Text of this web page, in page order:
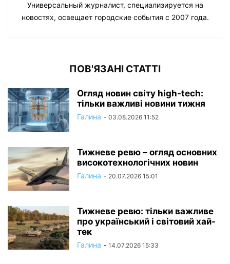
Универсальный журналист, специализируется на
новостях, освещает городские события с 2007 года.
ПОВ'ЯЗАНІ СТАТТІ
Огляд новин світу high-tech:
тільки важливі новини тижня
Галина - 03.08.2026 11:52
Тижневе ревю – огляд основних
високотехнологічних новин
Галина - 20.07.2026 15:01
Тижневе ревю: тільки важливе
про український і світовий хай-
тек
Галина - 14.07.2026 15:33